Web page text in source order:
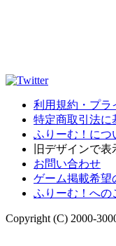
利用規約・プラ
特定商取引法に
ふりーむ！につ
旧デザインで表
お問い合わせ
ゲーム掲載希望
ふりーむ！への
Copyright (C) 2000-